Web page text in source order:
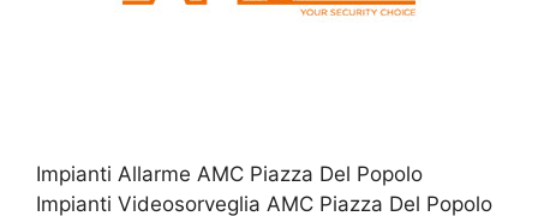
Impianti Allarme AMC Piazza Del Popolo
Impianti Videosorveglia AMC Piazza Del Popolo